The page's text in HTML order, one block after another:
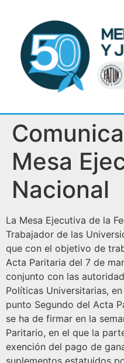
Mesa
Nacional
La Mesa Ejecutiva de la
Trabajador de las
que con el objetivo de
Acta Paritaria del 7 de
conjunto con las
Políticas Universitarias,
punto Segundo del Acta
se ha de firmar en la
Paritario, en el que la
exención del pago de